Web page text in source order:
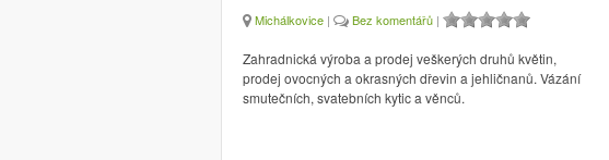
Michálkovice | Bez komentářů |
Zahradnická výroba a prodej veškerých druhů květin,
prodej ovocných a okrasných dřevin a jehličnanů. Vázání
smutečních, svatebních kytic a věnců.